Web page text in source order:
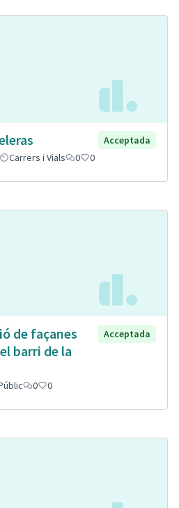
Acceptada
Carrers i Vials 0 0
de façanes
barri de la
Acceptada
0 0